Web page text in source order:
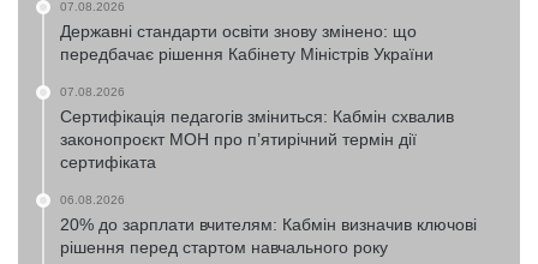
07.08.2026
Державні стандарти освіти знову змінено: що
передбачає рішення Кабінету Міністрів України
07.08.2026
Сертифікація педагогів зміниться: Кабмін схвалив
законопроєкт МОН про п’ятирічний термін дії
сертифіката
06.08.2026
20% до зарплати вчителям: Кабмін визначив ключові
рішення перед стартом навчального року